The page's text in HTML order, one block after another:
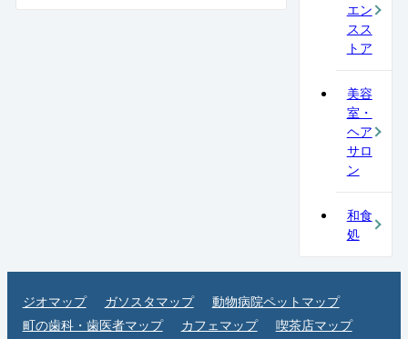
エン
スス
トア
美容
室・
ヘア
サロ
ン
和食
処
ジオマップ ガソスタマップ
動物病院ペットマップ
町の歯科・歯医者マップ
カフェマップ 喫茶店マップ